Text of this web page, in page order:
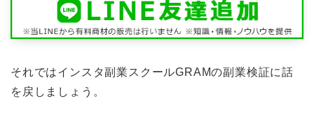
それではインスタ副業スクールGRAMの副業検証に話
を戻しましょう。